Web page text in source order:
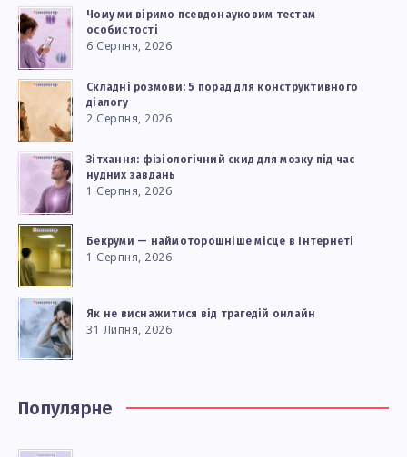
Чому ми віримо псевдонауковим тестам
особистості
6 Серпня, 2026
Складні розмови: 5 порад для конструктивного
діалогу
2 Серпня, 2026
Зітхання: фізіологічний скид для мозку під час
нудних завдань
1 Серпня, 2026
Бекруми — наймоторошніше місце в Інтернеті
1 Серпня, 2026
Як не виснажитися від трагедій онлайн
31 Липня, 2026
Популярне